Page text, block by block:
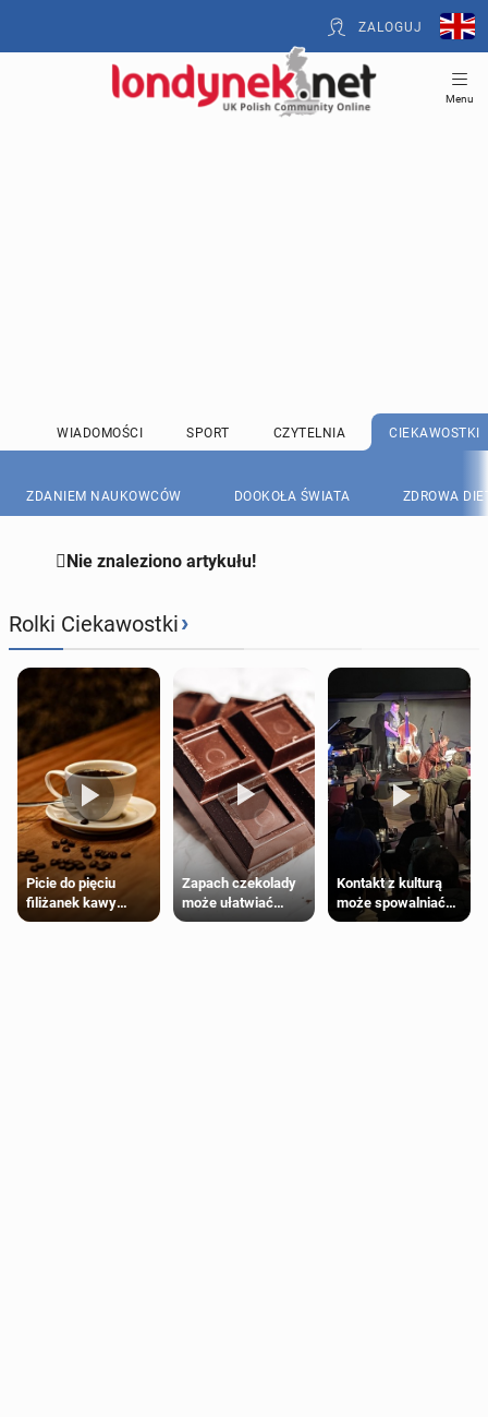
ZALOGUJ
Menu
WIADOMOŚCI SPORT CZYTELNIA CIEKAWOSTKI
ZDANIEM NAUKOWCÓW DOOKOŁA ŚWIATA ZDROWA
Nie znaleziono artykułu!
Rolki Ciekawostki›
Picie do pięciu
filiżanek kawy
dziennie jest
Zapach czekolady
może ułatwiać
trening siłowy
Kontakt z kulturą
może spowalniać
starzenie